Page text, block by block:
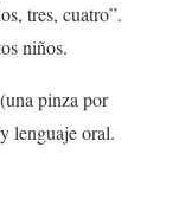
tres, cuatro”.
niños.
pinza por
lenguaje oral.